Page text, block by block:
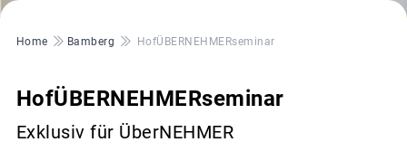
Pfadnavigation
Home Bamberg HofÜBERNEHMERseminar
HofÜBERNEHMERseminar
Exklusiv für ÜberNEHMER